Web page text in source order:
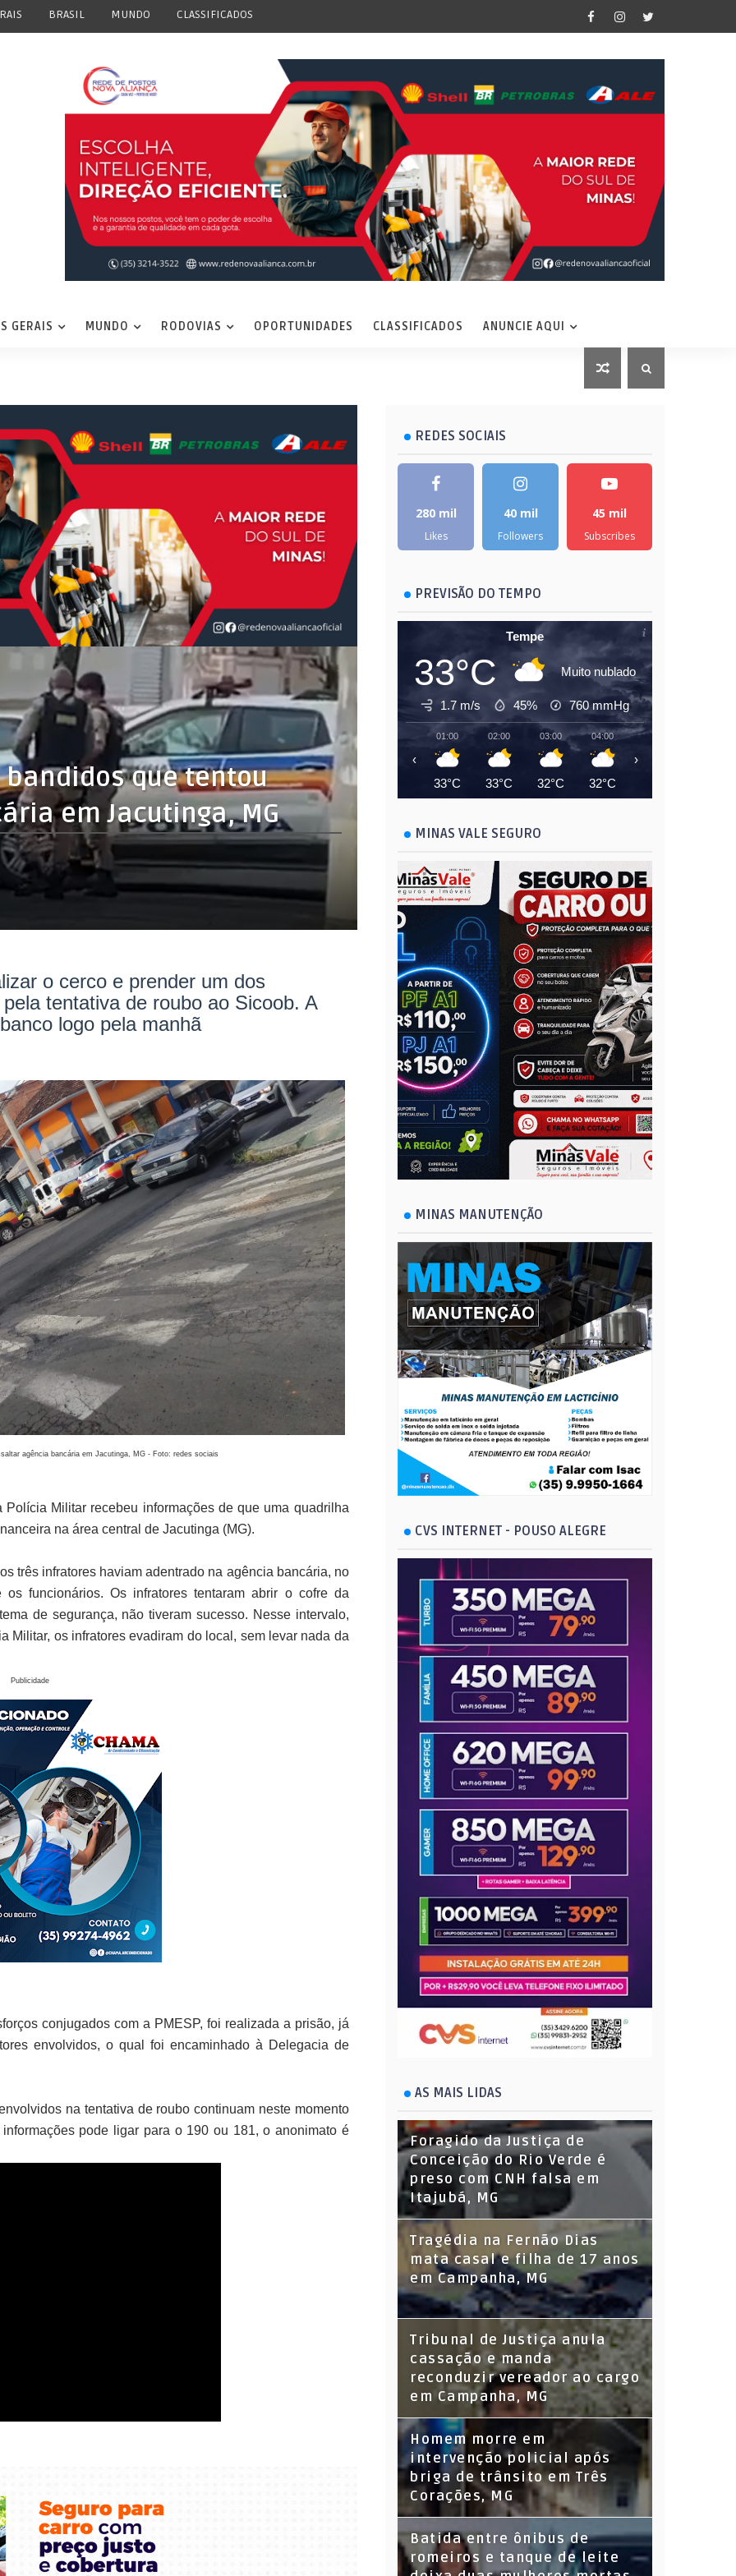
BRASIL MUNDO CLASSIFICADOS
GERAIS MUNDO RODOVIAS OPORTUNIDADES CLASSIFICADOS ANUNCIE AQUI
que tentou
em Jacutinga, MG
o cerco e prender um dos
tentativa de roubo ao Sicoob. A
logo pela manhã
agência bancária em Jacutinga, MG - Foto: redes sociais
Militar recebeu informações de que uma quadrilha
na área central de Jacutinga (MG).
três infratores haviam adentrado na agência bancária, no
funcionários. Os infratores tentaram abrir o cofre da
de segurança, não tiveram sucesso. Nesse intervalo,
Militar, os infratores evadiram do local, sem levar nada da
Publicidade
conjugados com a PMESP, foi realizada a prisão, já
envolvidos, o qual foi encaminhado à Delegacia de
na tentativa de roubo continuam neste momento
pode ligar para o 190 ou 181, o anonimato é
REDES SOCIAIS
280 mil
Likes
40 mil
Followers
45 mil
Subscribes
PREVISÃO DO TEMPO
Tempe
33°C Muito nublado
1.7 m/s 45% 760mmHg
01:00
33°C
02:00
33°C
03:00
32°C
04:00
32°C
05:00
‹ ›
MINAS VALE SEGURO
MINAS MANUTENÇÃO
CVS INTERNET - POUSO ALEGRE
AS MAIS LIDAS
Foragido da Justiça de
Conceição do Rio Verde é
preso com CNH falsa em
Itajubá, MG
Tragédia na Fernão Dias
mata casal e filha de 17 anos
em Campanha, MG
Tribunal de Justiça anula
cassação e manda
reconduzir vereador ao cargo
em Campanha, MG
Homem morre em
intervenção policial após
briga de trânsito em Três
Corações, MG
Batida entre ônibus de
romeiros e tanque de leite